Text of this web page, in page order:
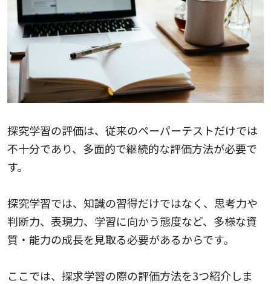
探究学習の評価は、従来のペーパーテストだけでは
不十分であり、多面的で継続的な評価方法が必要で
す。
探究学習では、知識の習得だけではなく、思考力や
判断力、表現力、学習に向かう態度など、多様な資
質・能力の成長を見取る必要があるからです。
ここでは、探求学習の際の評価方法を3つ紹介しま